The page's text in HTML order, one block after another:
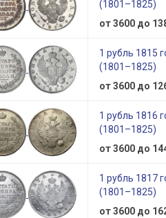
(1801–1825)
от 3600 до
1 рубль 1815
(1801–1825)
от 3600 до
1 рубль 1816
(1801–1825)
от 3600 до
1 рубль 1817
(1801–1825)
от 3600 до